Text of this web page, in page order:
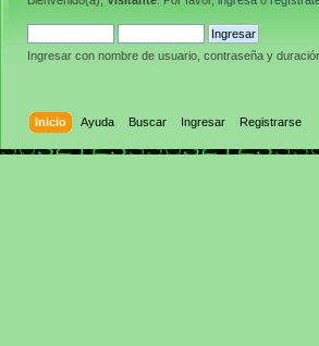
Ingresar con nombre de usuario, contraseña y
Inicio Ayuda Buscar Ingresar Registrarse